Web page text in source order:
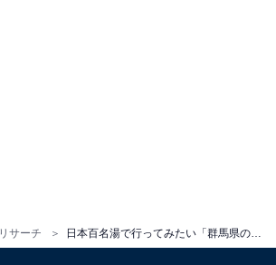
リサーチ